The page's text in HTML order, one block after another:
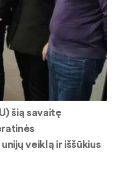
šią savaitę
veiklą ir iššūkius